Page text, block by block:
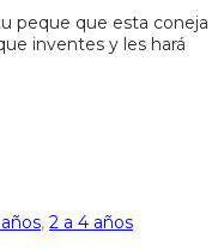
peque que esta coneja
inventes y les hará
, 2 a 4 años